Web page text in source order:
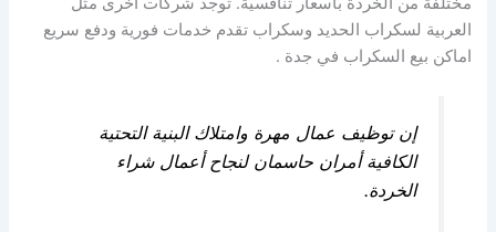
العربية لسكراب الحديد وسكراب تقدم خدمات فورية ودفع سريع
اماكن بيع السكراب في جدة .
إن توظيف عمال مهرة وامتلاك البنية التحتية
الكافية أمران حاسمان لنجاح أعمال شراء
الخردة.